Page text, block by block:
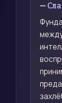
➖